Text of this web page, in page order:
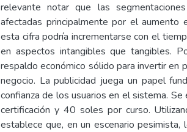
relevante notar que las
afectadas principalmente por el aumento
esta cifra podría incrementarse con el
en aspectos intangibles que tangibles.
respaldo económico sólido para invertir en
negocio. La publicidad juega un papel
confianza de los usuarios en el sistema.
certificación y 40 soles por curso.
establece que, en un escenario